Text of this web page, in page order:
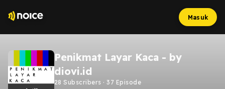
Masuk
Penikmat Layar Kaca - by
diovi.id
28 Subscribers ·37 Episode